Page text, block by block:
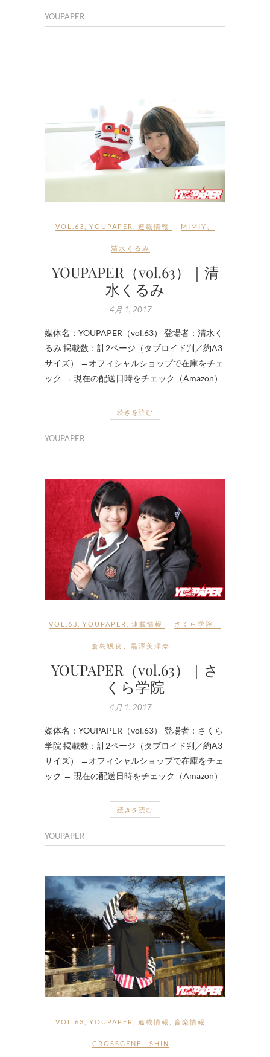
YOUPAPER
VOL.63 YOUPAPER 連載情報 MIMIY
清水くるみ
YOUPAPER（vol.63）｜清
水くるみ
4月 1, 2017
媒体名：YOUPAPER（vol.63） 登場者：清水く
るみ 掲載数：計2ページ（タブロイド判／約A3
サイズ） →オフィシャルショップで在庫をチェ
ック → 現在の配送日時をチェック（Amazon）
続きを読む
YOUPAPER
VOL.63 YOUPAPER 連載情報 さくら学院
倉島颯良 黒澤美澪奈
YOUPAPER（vol.63）｜さ
くら学院
4月 1, 2017
媒体名：YOUPAPER（vol.63） 登場者：さくら
学院 掲載数：計2ページ（タブロイド判／約A3
サイズ） →オフィシャルショップで在庫をチェ
ック → 現在の配送日時をチェック（Amazon）
続きを読む
YOUPAPER
VOL.63 YOUPAPER 連載情報 音楽情報
CROSSGENE SHIN